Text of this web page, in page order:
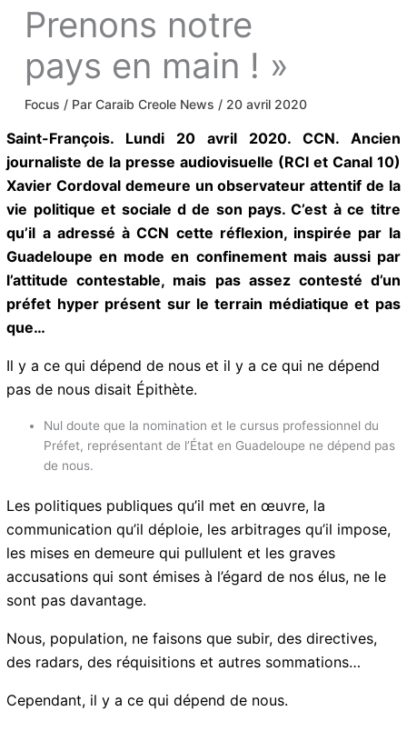
Prenons notre
pays en main ! »
Focus / ParCaraib Creole News / 20 avril 2020
Saint-François. Lundi 20 avril 2020. CCN. Ancien
journaliste de la presse audiovisuelle (RCI et Canal
10) Xavier Cordoval demeure un observateur attentif
de la vie politique et sociale d de son pays. C’est à ce
titre qu’il a adressé à CCN cette réflexion, inspirée
par la Guadeloupe en mode en confinement mais
aussi par l’attitude contestable, mais pas assez
contesté d’un préfet hyper présent sur le terrain
médiatique et pas que…
Il y a ce qui dépend de nous et il y a ce qui ne dépend
pas de nous disait Épithète.
Nul doute que la nomination et le cursus professionnel du
Préfet, représentant de l’État en Guadeloupe ne dépend
pas de nous.
Les politiques publiques qu’il met en œuvre, la
communication qu’il déploie, les arbitrages qu’il
impose, les mises en demeure qui pullulent et les
graves accusations qui sont émises à l’égard de nos
élus, ne le sont pas davantage.
Nous, population, ne faisons que subir, des directives,
des radars, des réquisitions et autres sommations…
Cependant, il y a ce qui dépend de nous.